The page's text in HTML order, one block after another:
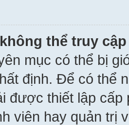
thể truy
mục có thể bị
định. Để có thể
được thiết lập
viên hay quản trị